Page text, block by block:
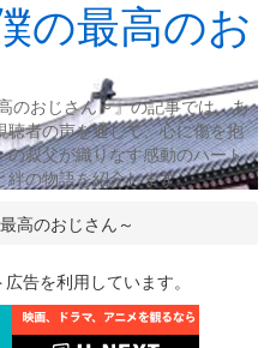
の最高のお
のおじさん～』の記事では、あ
聴者の声を通して、心に傷を抱
の叔父が織りなす感動のハート
絆の物語を紹介します。
高のおじさん～
告を利用しています。